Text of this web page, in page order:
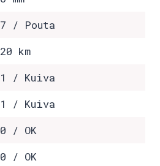
7 / Pouta
20 km
1 / Kuiva
1 / Kuiva
0 / OK
0 / OK